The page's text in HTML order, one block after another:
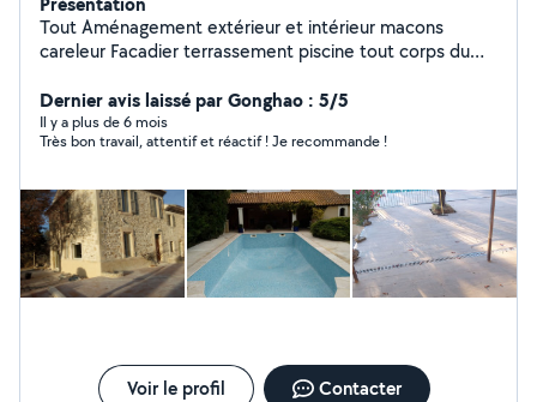
Tout Aménagement extérieur et intérieur macons
careleur Facadier terrassement piscine tout corps du
Dernier avis laissé par Gonghao : 5/5
Il y a plus de 6 mois
Très bon travail, attentif et réactif ! Je recommande !
Voir le profil Contacter